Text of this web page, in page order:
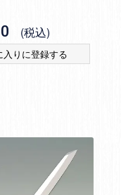
税込
入りに登録する